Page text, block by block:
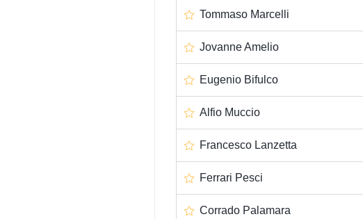
Tommaso Marcelli
Jovanne Amelio
Eugenio Bifulco
Alfio Muccio
Francesco Lanzetta
Ferrari Pesci
Corrado Palamara